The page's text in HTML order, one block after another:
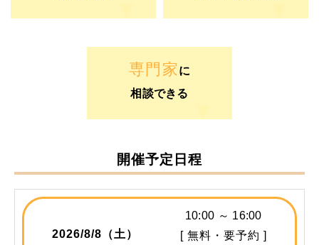
専門家 に
相談できる
開催予定日程
2026/8/8 （土）
10:00 ～ 16:00
[ 無料・要予約 ]